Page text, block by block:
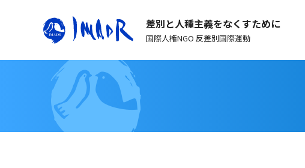
差別と人種主義をなくすために
国際人権NGO 反差別国際運動